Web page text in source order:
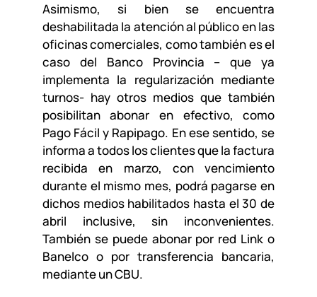
Asimismo, si bien se encuentra
deshabilitada la atención al público en las
oficinas comerciales, como también es el
caso del Banco Provincia – que ya
implementa la regularización mediante
turnos- hay otros medios que también
posibilitan abonar en efectivo, como
Pago Fácil y Rapipago. En ese sentido, se
informa a todos los clientes que la factura
recibida en marzo, con vencimiento
durante el mismo mes, podrá pagarse en
dichos medios habilitados hasta el 30 de
abril inclusive, sin inconvenientes.
También se puede abonar por red Link o
Banelco o por transferencia bancaria,
mediante un CBU.